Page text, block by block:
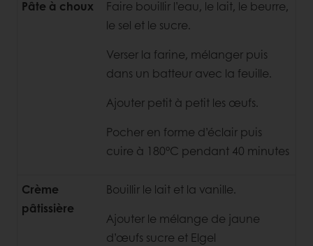
Pâte à choux
Faire bouillir l’eau, le lait, le beurre,
le sel et le sucre.
Verser la farine, mélanger puis
dans un batteur avec la feuille.
Ajouter petit à petit les œufs.
Pocher en forme d’éclair puis
cuire à 180°C pendant 40 minutes
Crème
pâtissière
Bouillir le lait et la vanille.
Ajouter le mélange de jaune
d’œufs sucre et Elgel